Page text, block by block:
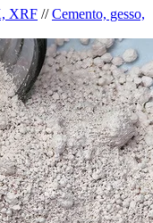
XRF //Cemento, gesso,